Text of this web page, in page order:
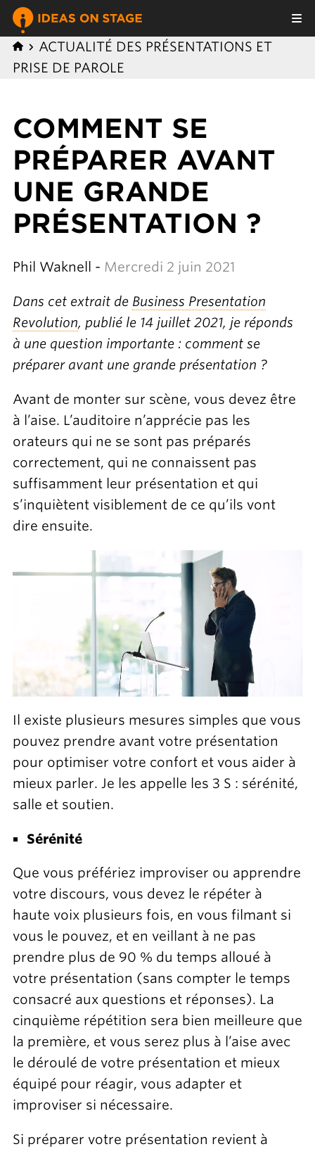
ACTUALITÉ DES PRÉSENTATIONS ET
PRISE DE PAROLE
COMMENT SE
PRÉPARER AVANT
UNE GRANDE
PRÉSENTATION ?
Phil Waknell - Mercredi 2 juin 2021
Dans cet extrait de Business Presentation
Revolution, publié le 14 juillet 2021, je réponds
à une question importante : comment se
préparer avant une grande présentation ?
Avant de monter sur scène, vous devez être
à l’aise. L’auditoire n’apprécie pas les
orateurs qui ne se sont pas préparés
correctement, qui ne connaissent pas
suffisamment leur présentation et qui
s’inquiètent visiblement de ce qu’ils vont
dire ensuite.
Il existe plusieurs mesures simples que vous
pouvez prendre avant votre présentation
pour optimiser votre confort et vous aider à
mieux parler. Je les appelle les 3 S : sérénité,
salle et soutien.
Sérénité
Que vous préfériez improviser ou apprendre
votre discours, vous devez le répéter à
haute voix plusieurs fois, en vous filmant si
vous le pouvez, et en veillant à ne pas
prendre plus de 90 % du temps alloué à
votre présentation (sans compter le temps
consacré aux questions et réponses). La
cinquième répétition sera bien meilleure que
la première, et vous serez plus à l’aise avec
le déroulé de votre présentation et mieux
équipé pour réagir, vous adapter et
improviser si nécessaire.
Si préparer votre présentation revient à